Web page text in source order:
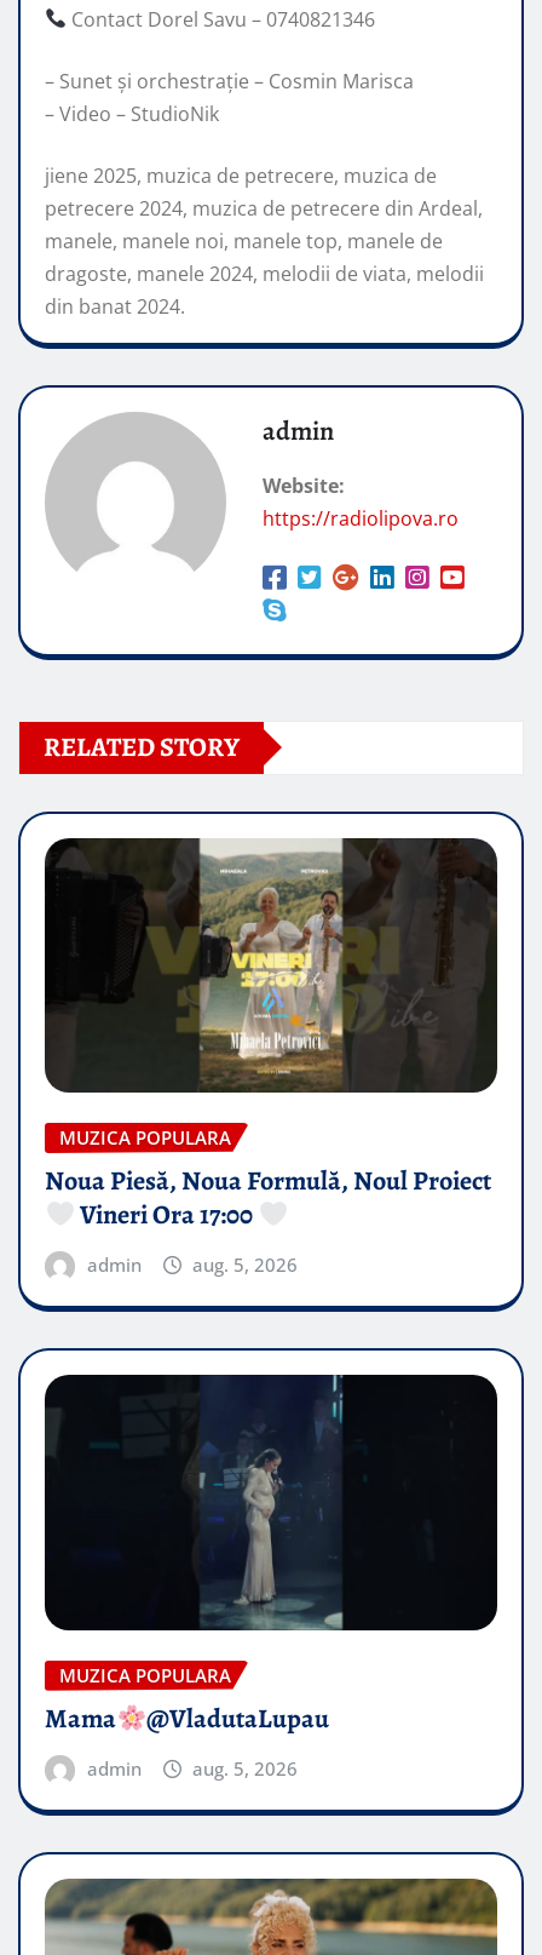
Contact Dorel Savu – 0740821346
– Sunet și orchestrație – Cosmin Marisca
– Video – StudioNik
jiene 2025, muzica de petrecere, muzica de
petrecere 2024, muzica de petrecere din Ardeal,
manele, manele noi, manele top, manele de
dragoste, manele 2024, melodii de viata, melodii
din banat 2024.
admin
Website:
https://radiolipova.ro
RELATED STORY
MUZICA POPULARA
Noua Piesă, Noua Formulă, Noul Proiect
Vineri Ora 17:00
admin aug. 5, 2026
MUZICA POPULARA
Mama @VladutaLupau
admin aug. 5, 2026